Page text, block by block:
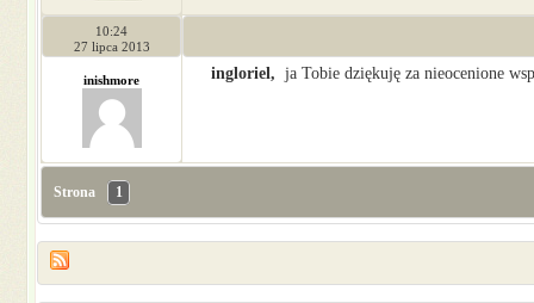
10:24
27 lipca 2013
inishmore ingloriel, ja Tobie dziękuję za nieocenione
Strona 1